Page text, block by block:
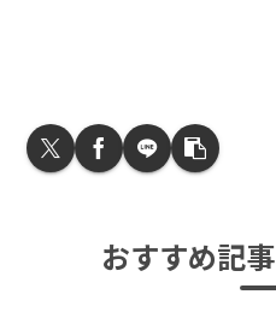
おすすめ記事